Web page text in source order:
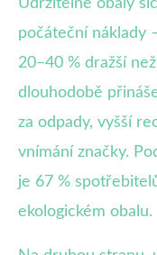
Udržitelné obaly
počáteční náklady
20–40 % dražší
dlouhodobě
za odpady, vyšší
vnímání značky.
je 67 %
ekologickém obalu.